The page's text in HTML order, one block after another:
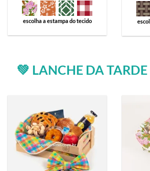
escolha a estampa do tecido
💚 LANCHE DA